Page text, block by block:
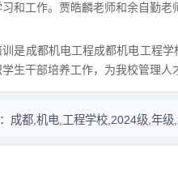
习和工作。贾皓麟老师和余自勤老
训是成都机电工程成都机电工程
学生干部培养工作，为我校管理人
成都,机电,工程学校,2024级,年级